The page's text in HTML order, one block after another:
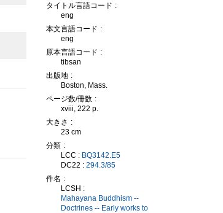
タイトル言語コード
eng
本文言語コード
eng
原本言語コード
tibsan
出版地
Boston, Mass.
ページ数/冊数
xviii, 222 p.
大きさ
23 cm
分類
LCC : BQ3142.E5
DC22 : 294.3/85
件名
LCSH :
Mahayana Buddhism --
Doctrines -- Early works to